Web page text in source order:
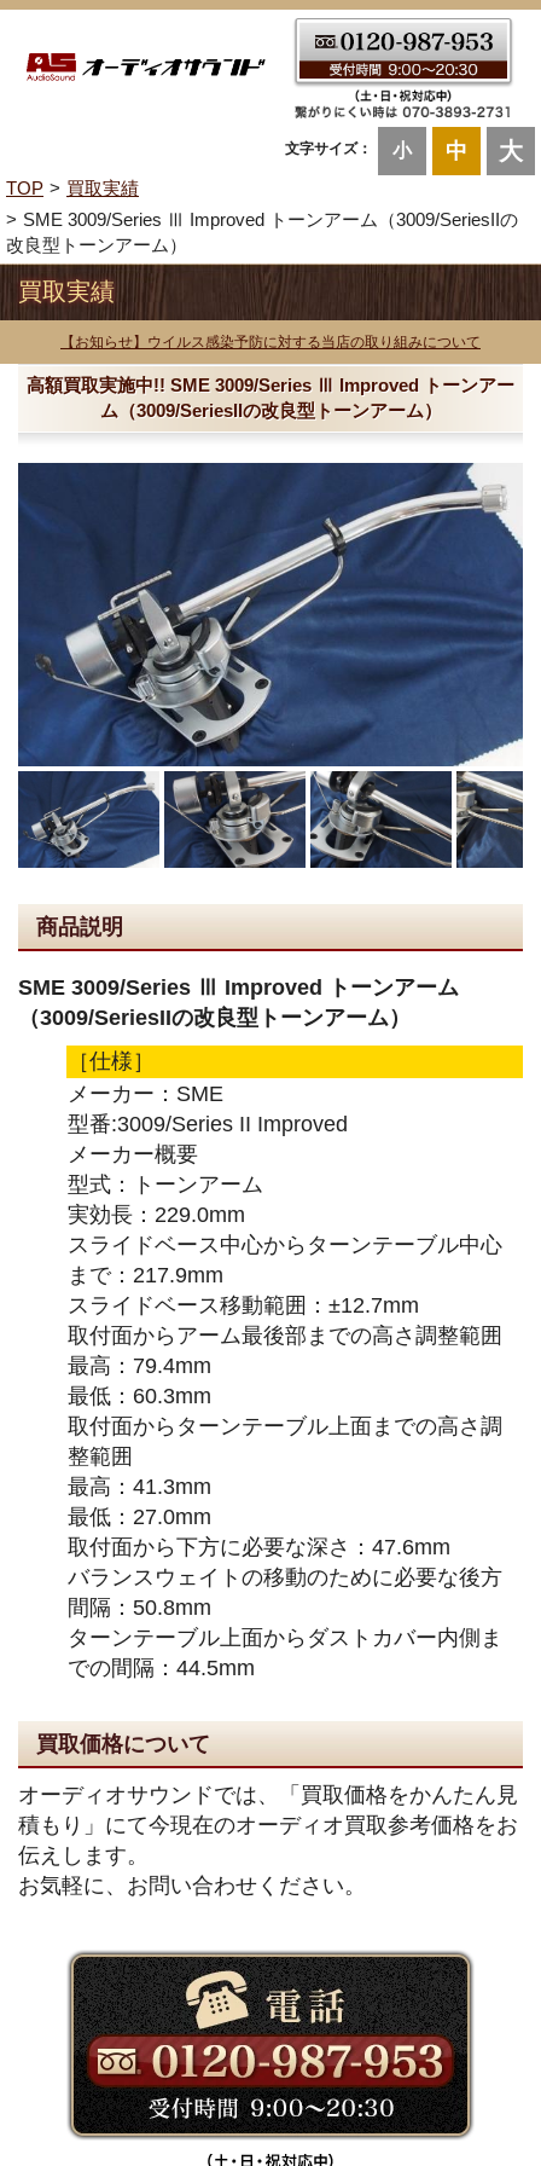
文字サイズ： 小 中 大
TOP
買取実績
SME 3009/Series Ⅲ Improved トーンアーム（3009/SeriesIIの
改良型トーンアーム）
買取実績
【お知らせ】ウイルス感染予防に対する当店の取り組みについて
高額買取実施中!! SME 3009/Series Ⅲ Improved トーンアー
ム（3009/SeriesIIの改良型トーンアーム）
商品説明
SME 3009/Series Ⅲ Improved トーンアーム
（3009/SeriesIIの改良型トーンアーム）
［仕様］
メーカー：SME
型番:3009/Series II Improved
メーカー概要
型式：トーンアーム
実効長：229.0mm
スライドベース中心からターンテーブル中心
まで：217.9mm
スライドベース移動範囲：±12.7mm
取付面からアーム最後部までの高さ調整範囲
最高：79.4mm
最低：60.3mm
取付面からターンテーブル上面までの高さ調
整範囲
最高：41.3mm
最低：27.0mm
取付面から下方に必要な深さ：47.6mm
バランスウェイトの移動のために必要な後方
間隔：50.8mm
ターンテーブル上面からダストカバー内側ま
での間隔：44.5mm
買取価格について
オーディオサウンドでは、「買取価格をかんたん見
積もり」にて今現在のオーディオ買取参考価格をお
伝えします。
お気軽に、お問い合わせください。